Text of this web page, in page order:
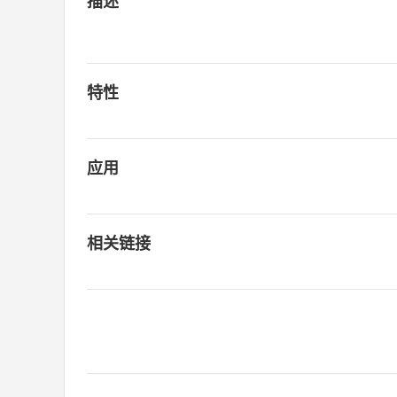
特性
应用
相关链接